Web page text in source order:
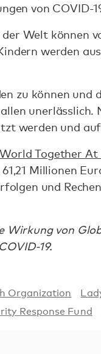
von COVID-
Welt können
werden
zu können und
werden und
Together
Millionen
und
Wirkung von
19.
Organization
Response Fund